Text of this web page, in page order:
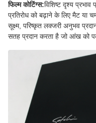
फिल्म कोटिंग्स:विशिष्ट दृश्य
प्रतिरोध को बढ़ाने के लिए मैट या
सूक्ष्म, परिष्कृत लक्जरी अनुभव
सतह प्रदान करता है जो आंख को